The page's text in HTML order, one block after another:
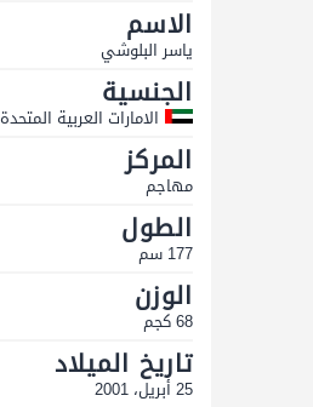
الاسم
ياسر البلوشي
الجنسية
الامارات العربية المتحدة
المركز
مهاجم
الطول
177 سم
الوزن
68 كجم
تاريخ الميلاد
25 أبريل، 2001